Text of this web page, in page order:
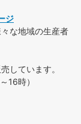
ジ
な地域の生産者
しています。
16時）